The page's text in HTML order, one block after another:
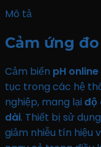
Mô tả
Cảm ứng
Cảm biến pH online
tục trong các hệ
nghiệp, mang lại độ
dài. Thiết bị sử
giảm nhiễu tín hiệu